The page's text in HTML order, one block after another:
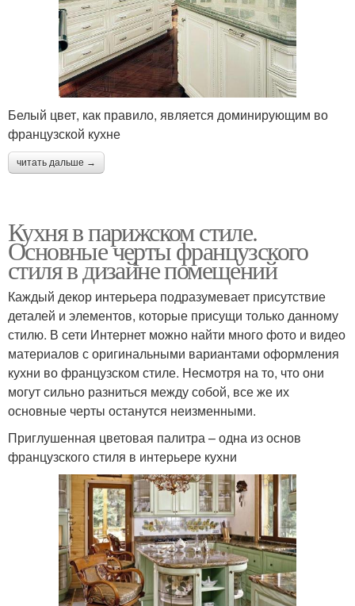
Белый цвет, как правило, является доминирующим во
французской кухне
читать дальше →
Кухня в парижском стиле.
Основные черты французского
стиля в дизайне помещений
Каждый декор интерьера подразумевает присутствие
деталей и элементов, которые присущи только данному
стилю. В сети Интернет можно найти много фото и видео
материалов с оригинальными вариантами оформления
кухни во французском стиле. Несмотря на то, что они
могут сильно разниться между собой, все же их
основные черты останутся неизменными.
Приглушенная цветовая палитра – одна из основ
французского стиля в интерьере кухни